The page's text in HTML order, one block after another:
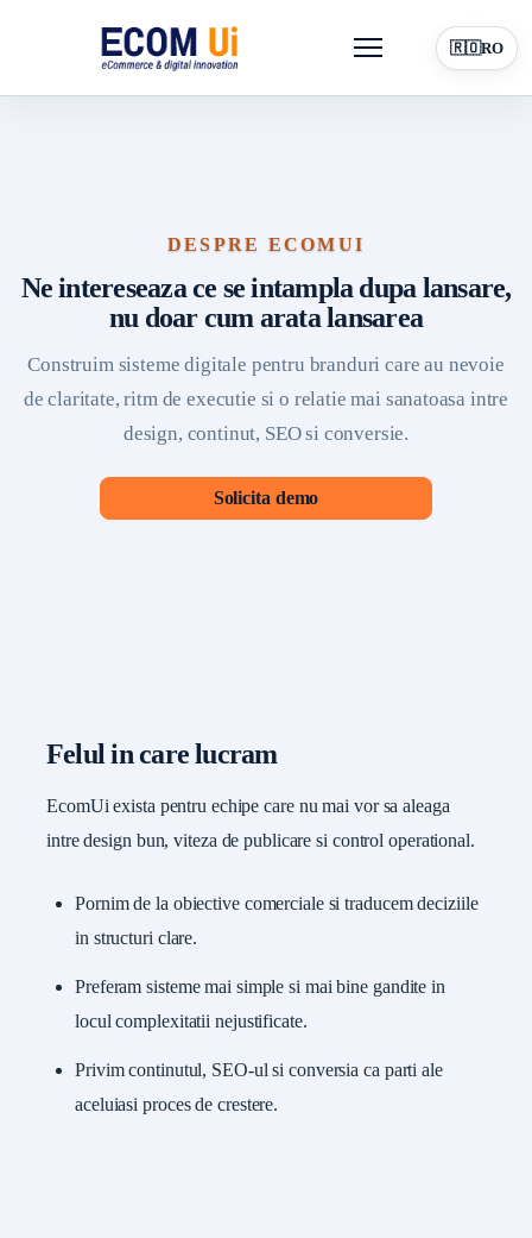
Menu 🇷🇴RO
DESPRE ECOMUI
Ne intereseaza ce se intampla dupa lansare,
nu doar cum arata lansarea
Construim sisteme digitale pentru branduri care au nevoie
de claritate, ritm de executie si o relatie mai sanatoasa intre
design, continut, SEO si conversie.
Solicita demo
Felul in care lucram
EcomUi exista pentru echipe care nu mai vor sa aleaga
intre design bun, viteza de publicare si control operational.
Pornim de la obiective comerciale si traducem deciziile
in structuri clare.
Preferam sisteme mai simple si mai bine gandite in
locul complexitatii nejustificate.
Privim continutul, SEO-ul si conversia ca parti ale
aceluiasi proces de crestere.